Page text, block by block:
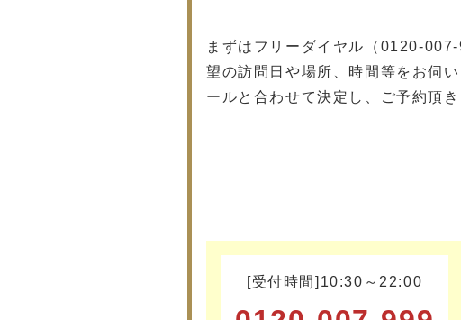
まずはフリーダイヤル（0120-
望の訪問日や場所、時間等をお伺
ールと合わせて決定し、ご予約頂き
[受付時間]10:30～22:00